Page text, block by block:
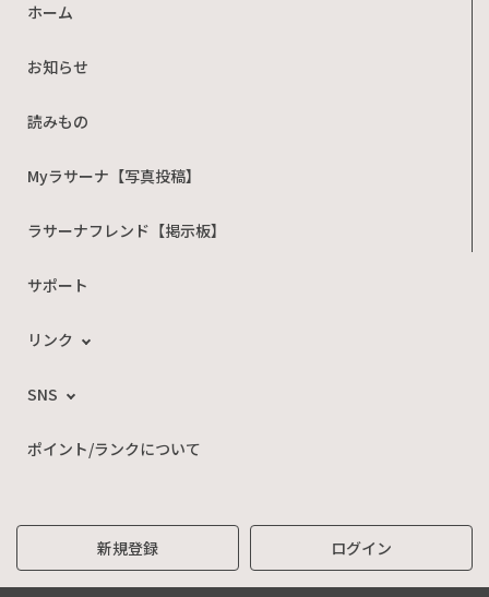
ホーム
お知らせ
読みもの
Myラサーナ【写真投稿】
ラサーナフレンド【掲示板】
サポート
リンク
SNS
ポイント/ランクについて
新規登録 ログイン